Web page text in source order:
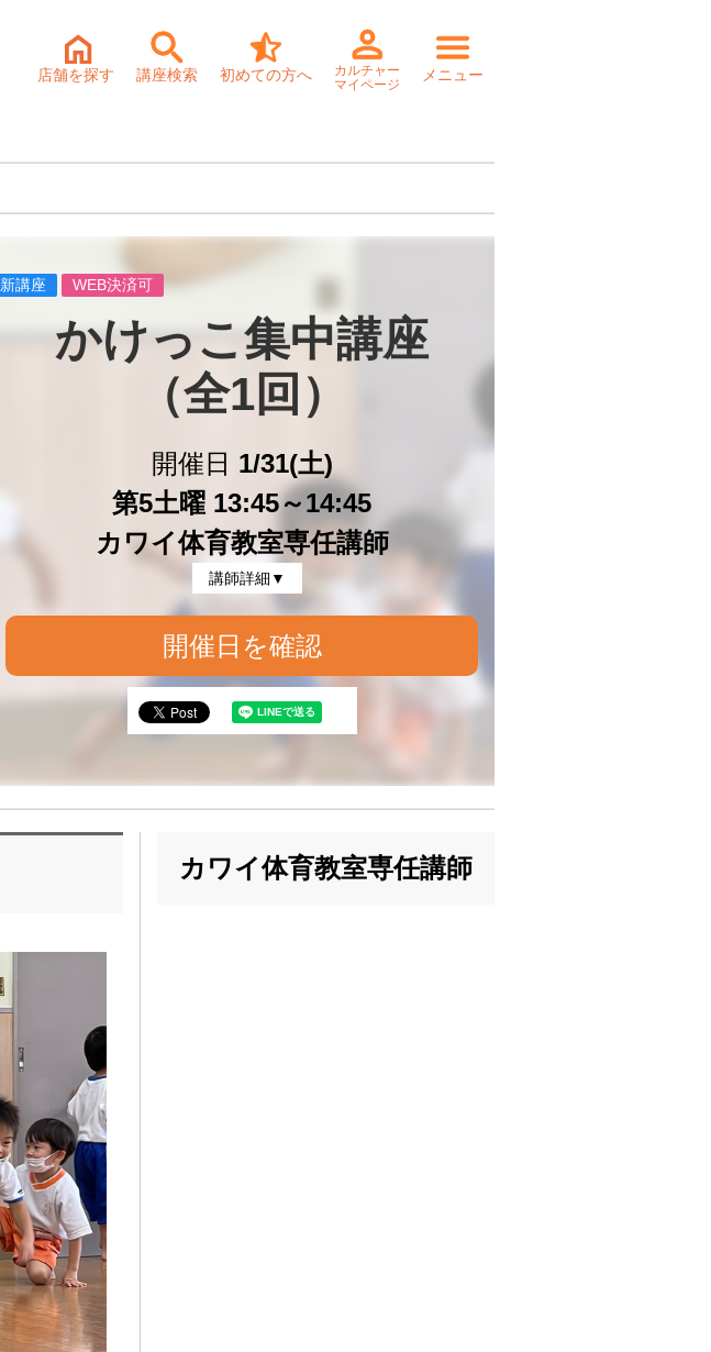
店舗を探す 講座検索 初めての方へ
カルチャー
マイページ
メニュー
新講座 WEB決済可
かけっこ集中講座
（全1回）
開催日 1/31(土)
第5土曜 13:45～14:45
カワイ体育教室専任講師
講師詳細▼
開催日を確認
カワイ体育教室専任講師